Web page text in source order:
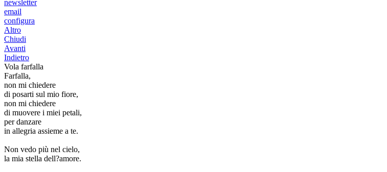
newsletter
email
configura
Altro
Chiudi
Avanti
Indietro
Vola farfalla
Farfalla,
non mi chiedere
di posarti sul mio fiore,
non mi chiedere
di muovere i miei petali,
per danzare
in allegria assieme a te.
Non vedo più nel cielo,
la mia stella dell?amore.